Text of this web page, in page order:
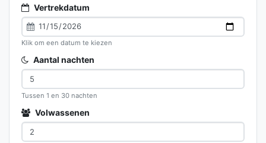
Vertrekdatum
Klik om een datum te kiezen
Aantal nachten
Tussen 1 en 30 nachten
Volwassenen